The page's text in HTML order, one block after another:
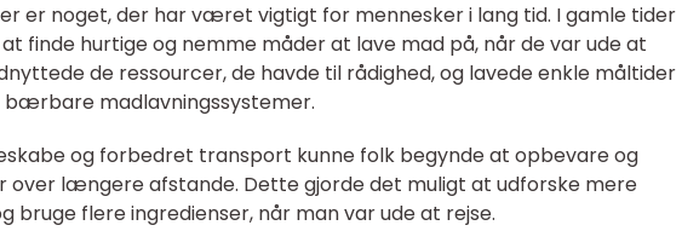
er noget, der har været vigtigt for mennesker i lang tid. I gamle tider
finde hurtige og nemme måder at lave mad på, når de var ude at
de ressourcer, de havde til rådighed, og lavede enkle måltider
bærbare madlavningssystemer.
og forbedret transport kunne folk begynde at opbevare og
længere afstande. Dette gjorde det muligt at udforske mere
bruge flere ingredienser, når man var ude at rejse.